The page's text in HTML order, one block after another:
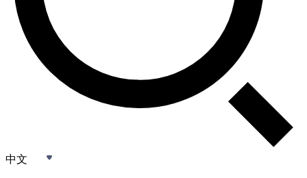
中文